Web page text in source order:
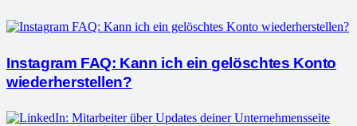
Instagram FAQ: Kann ich ein gelöschtes Konto
wiederherstellen?